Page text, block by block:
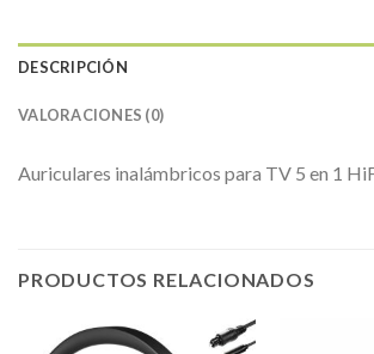
DESCRIPCIÓN
VALORACIONES (0)
Auriculares inalámbricos para TV 5 en 1
PRODUCTOS RELACIONADOS